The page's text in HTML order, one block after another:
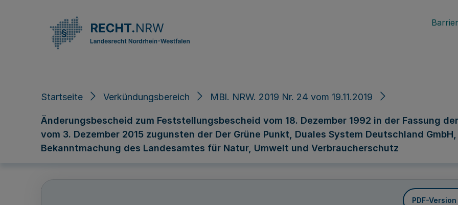
Startseite Verkündungsbereich MBl. NRW. 2019 Nr. 24 vom 19.11.2019
Änderungsbescheid zum Feststellungsbescheid vom 18. Dezember 1992 in der Fassung
vom 3. Dezember 2015 zugunsten der Der Grüne Punkt, Duales System Deutschland
Bekanntmachung des Landesamtes für Natur, Umwelt und Verbraucherschutz
PDF-